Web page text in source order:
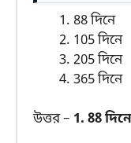
88 দিনে
105 দিনে
205 দিনে
365 দিনে
উত্তর – 1. 88 দিনে